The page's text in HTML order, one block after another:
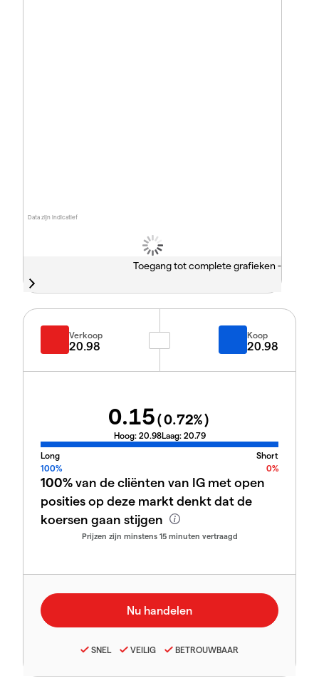
Data zijn indicatief
Toegang tot complete grafieken -
Verkoop
20.98
Koop
20.98
0.15(0.72%)
Hoog: 20.98Laag: 20.79
Long
Short
100%
0%
100%van de cliënten van IG met open
posities op deze markt denkt dat de
koersen gaan stijgen
Prijzen zijn minstens 15 minuten vertraagd
SNEL VEILIG BETROUWBAAR